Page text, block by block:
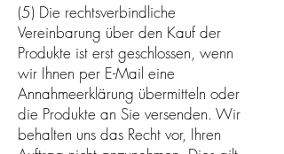
(5) Die rechtsverbindliche
Vereinbarung über den Kauf der
Produkte ist erst geschlossen, wenn
wir Ihnen per E-Mail eine
Annahmeerklärung übermitteln oder
die Produkte an Sie versenden. Wir
behalten uns das Recht vor, Ihren